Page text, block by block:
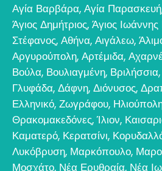
Αγία Βαρβάρα, Αγία Παρασκευή
Άγιος Δημήτριος, Άγιος Ιωάννης
Στέφανος, Αθήνα, Αιγάλεω,
Αργυρούπολη, Αρτέμιδα,
Βούλα, Βουλιαγμένη, Βριλήσσια,
Γλυφάδα, Δάφνη, Διόνυσος,
Ελληνικό, Ζωγράφου,
Θρακομακεδόνες,Ίλιον,
Καματερό, Κερατσίνι,
Λυκόβρυση, Μαρκόπουλο,
Μοσχάτο, Νέα Ερυθραία, Νέα